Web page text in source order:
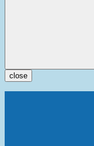
close